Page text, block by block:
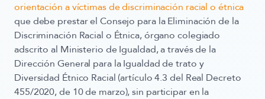
orientación a víctimas de discriminación racial o étnica
que debe prestar el Consejo para la Eliminación de la
Discriminación Racial o Étnica, órgano colegiado
adscrito al Ministerio de Igualdad, a través de la
Dirección General para la Igualdad de trato y
Diversidad Étnico Racial (artículo 4.3 del Real Decreto
455/2020, de 10 de marzo), sin participar en la